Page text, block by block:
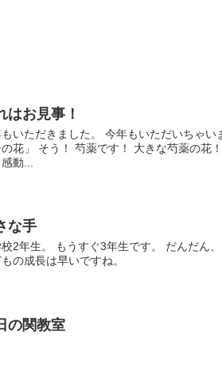
はお見事！
いただきました。 今年もいただいちゃ
花」 そう！ 芍薬です！ 大きな芍薬の花
動...
な手
2年生。 もうすぐ3年生です。 だんだん
の成長は早いですね。
の関教室